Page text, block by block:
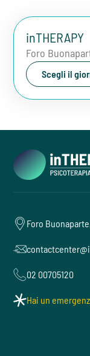
inTHERAPY
Foro
Scegli il
Foro
02 00705120
Hai un